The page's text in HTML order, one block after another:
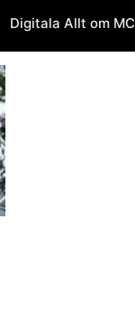
Digitala Allt om MC